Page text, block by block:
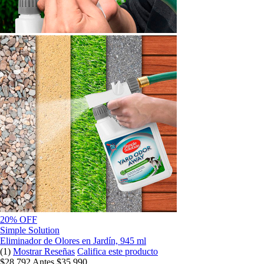
20% OFF
Simple Solution
Eliminador de Olores en Jardín, 945 ml
(1) Mostrar Reseñas Califica este producto
$28.792 Antes $35.990